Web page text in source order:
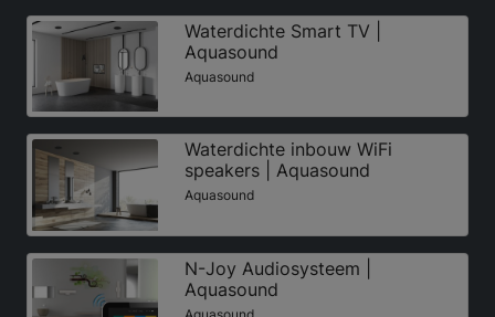
Waterdichte Smart TV |
Aquasound
Aquasound
Waterdichte inbouw WiFi
speakers | Aquasound
Aquasound
N-Joy Audiosysteem |
Aquasound